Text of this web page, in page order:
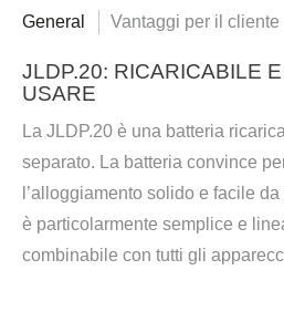
General Vantaggi per il cliente
JLDP.20: RICARICABILE
USARE
La JLDP.20 è una batteria
separato. La batteria convince
l’alloggiamento solido e facile
è particolarmente semplice e
combinabile con tutti gli